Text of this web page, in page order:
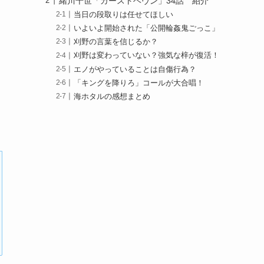
当日の段取りは任せてほしい
いよいよ開始された「公開輪姦鬼ごっこ」
刈野の言葉を信じるか？
刈野は変わっていない？強気な梓が復活！
エノがやっていることは自傷行為？
「キングを降りろ」コールが大合唱！
海ホタルの感想まとめ